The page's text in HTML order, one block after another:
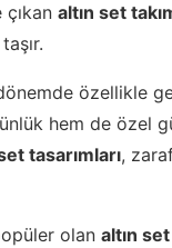
altın set
özellikle
hem de özel
tasarımları,
olan altın